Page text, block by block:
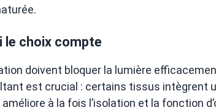
le choix compte
doivent bloquer la lumière
est crucial : certains tissus intègrent
à la fois l’isolation et la fonction